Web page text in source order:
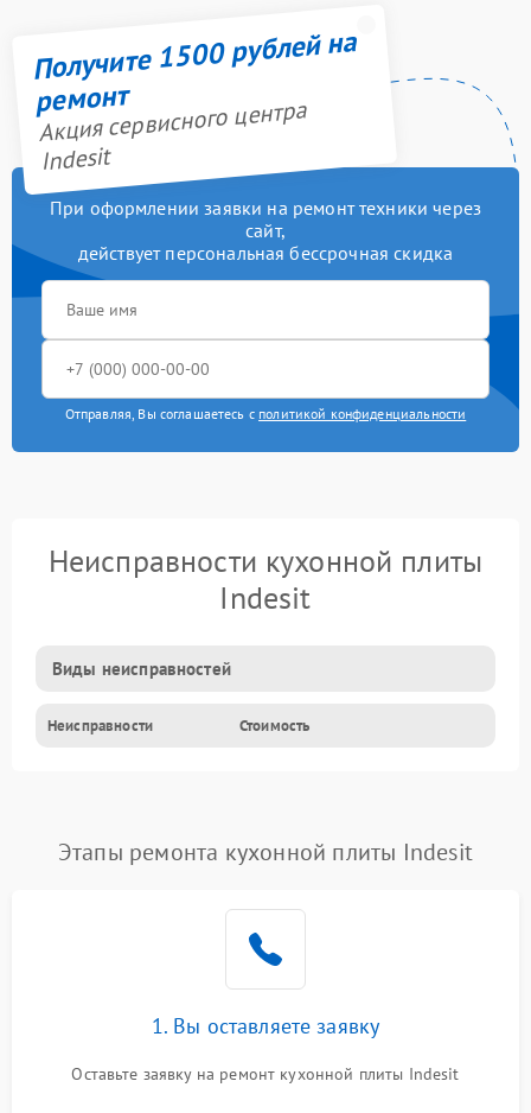
Получите 1500 рублей на
ремонт
Акция сервисного центра
Indesit
При оформлении заявки на ремонт техники через
сайт,
действует персональная бессрочная скидка
Отправляя, Вы соглашаетесь с политикой конфиденциальности
Неисправности кухонной плиты
Indesit
Виды неисправностей
Неисправности Стоимость
Этапы ремонта кухонной плиты Indesit
1. Вы оставляете заявку
Оставьте заявку на ремонт кухонной плиты Indesit